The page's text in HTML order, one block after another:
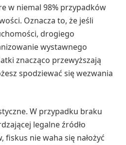
w niemal 98% przypadków
Oznacza to, że jeśli
drogiego
wystawnego
znacząco przewyższają
spodziewać się wezwania
W przypadku braku
legalne źródło
nie waha się nałożyć